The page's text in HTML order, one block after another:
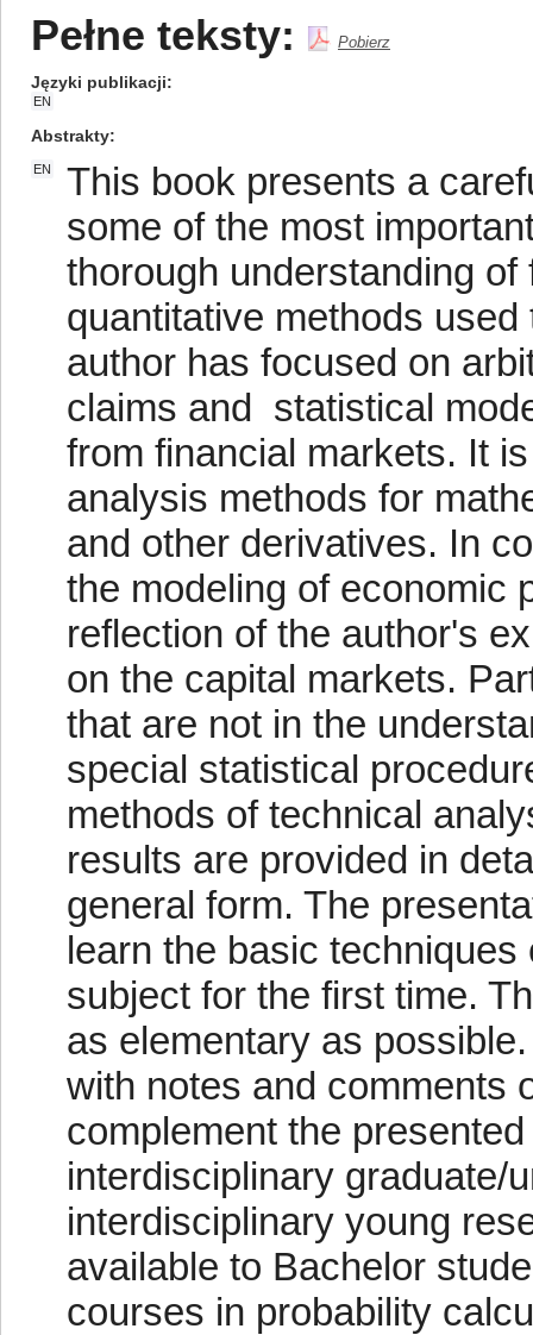
Pełne teksty: Pobierz
Języki publikacji
EN
Abstrakty
EN
This book presents a
some of the most
thorough understanding
quantitative methods
author has focused on
claims and statistical
from financial markets. It
analysis methods for
and other derivatives. In
the modeling of economic
reflection of the author's
on the capital markets.
that are not in the
special statistical
methods of technical
results are provided in
general form. The
learn the basic
subject for the first time.
as elementary as
with notes and comments
complement the
interdisciplinary graduate/
interdisciplinary young
available to Bachelor
courses in probability